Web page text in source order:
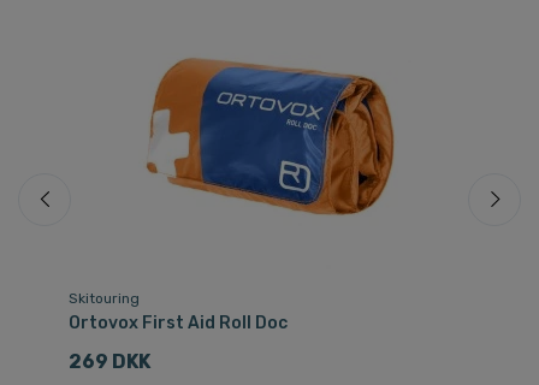
Skitouring
Ortovox First Aid Roll Doc
269 DKK